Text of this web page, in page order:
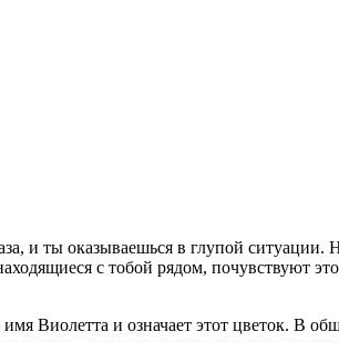
и ты оказываешься в глупой ситуации.
с тобой рядом, почувствуют
Виолетта и означает этот цветок. В